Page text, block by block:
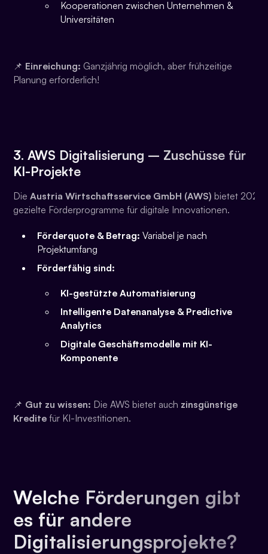
Kooperationen zwischen Unternehmen &
Universitäten
📌 Einreichung: Ganzjährig möglich, aber frühzeitige
Planung erforderlich!
3. AWS Digitalisierung – Zuschüsse für
KI-Projekte
DieAustria Wirtschaftsservice GmbH (AWS) bietet 2025
gezielte Förderprogramme für digitale Innovationen.
Förderquote & Betrag: Variabel je nach
Projektumfang
Förderfähig sind:
KI-gestützte Automatisierung
Intelligente Datenanalyse & Predictive
Analytics
Digitale Geschäftsmodelle mit KI-
Komponente
📌 Gut zu wissen: Die AWS bietet auch zinsgünstige
Kredite für KI-Investitionen.
Welche Förderungen gibt
es für andere
Digitalisierungsprojekte?